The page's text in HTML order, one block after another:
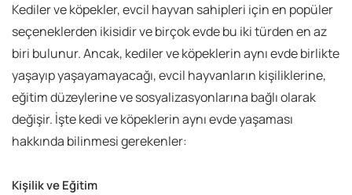
Kediler ve köpekler, evcil hayvan sahipleri için en popüler
seçeneklerden ikisidir ve birçok evde bu iki türden en az
biri bulunur. Ancak, kediler ve köpeklerin aynı evde birlikte
yaşayıp yaşayamayacağı, evcil hayvanların kişiliklerine,
eğitim düzeylerine ve sosyalizasyonlarına bağlı olarak
değişir. İşte kedi ve köpeklerin aynı evde yaşaması
hakkında bilinmesi gerekenler:
Kişilik ve Eğitim